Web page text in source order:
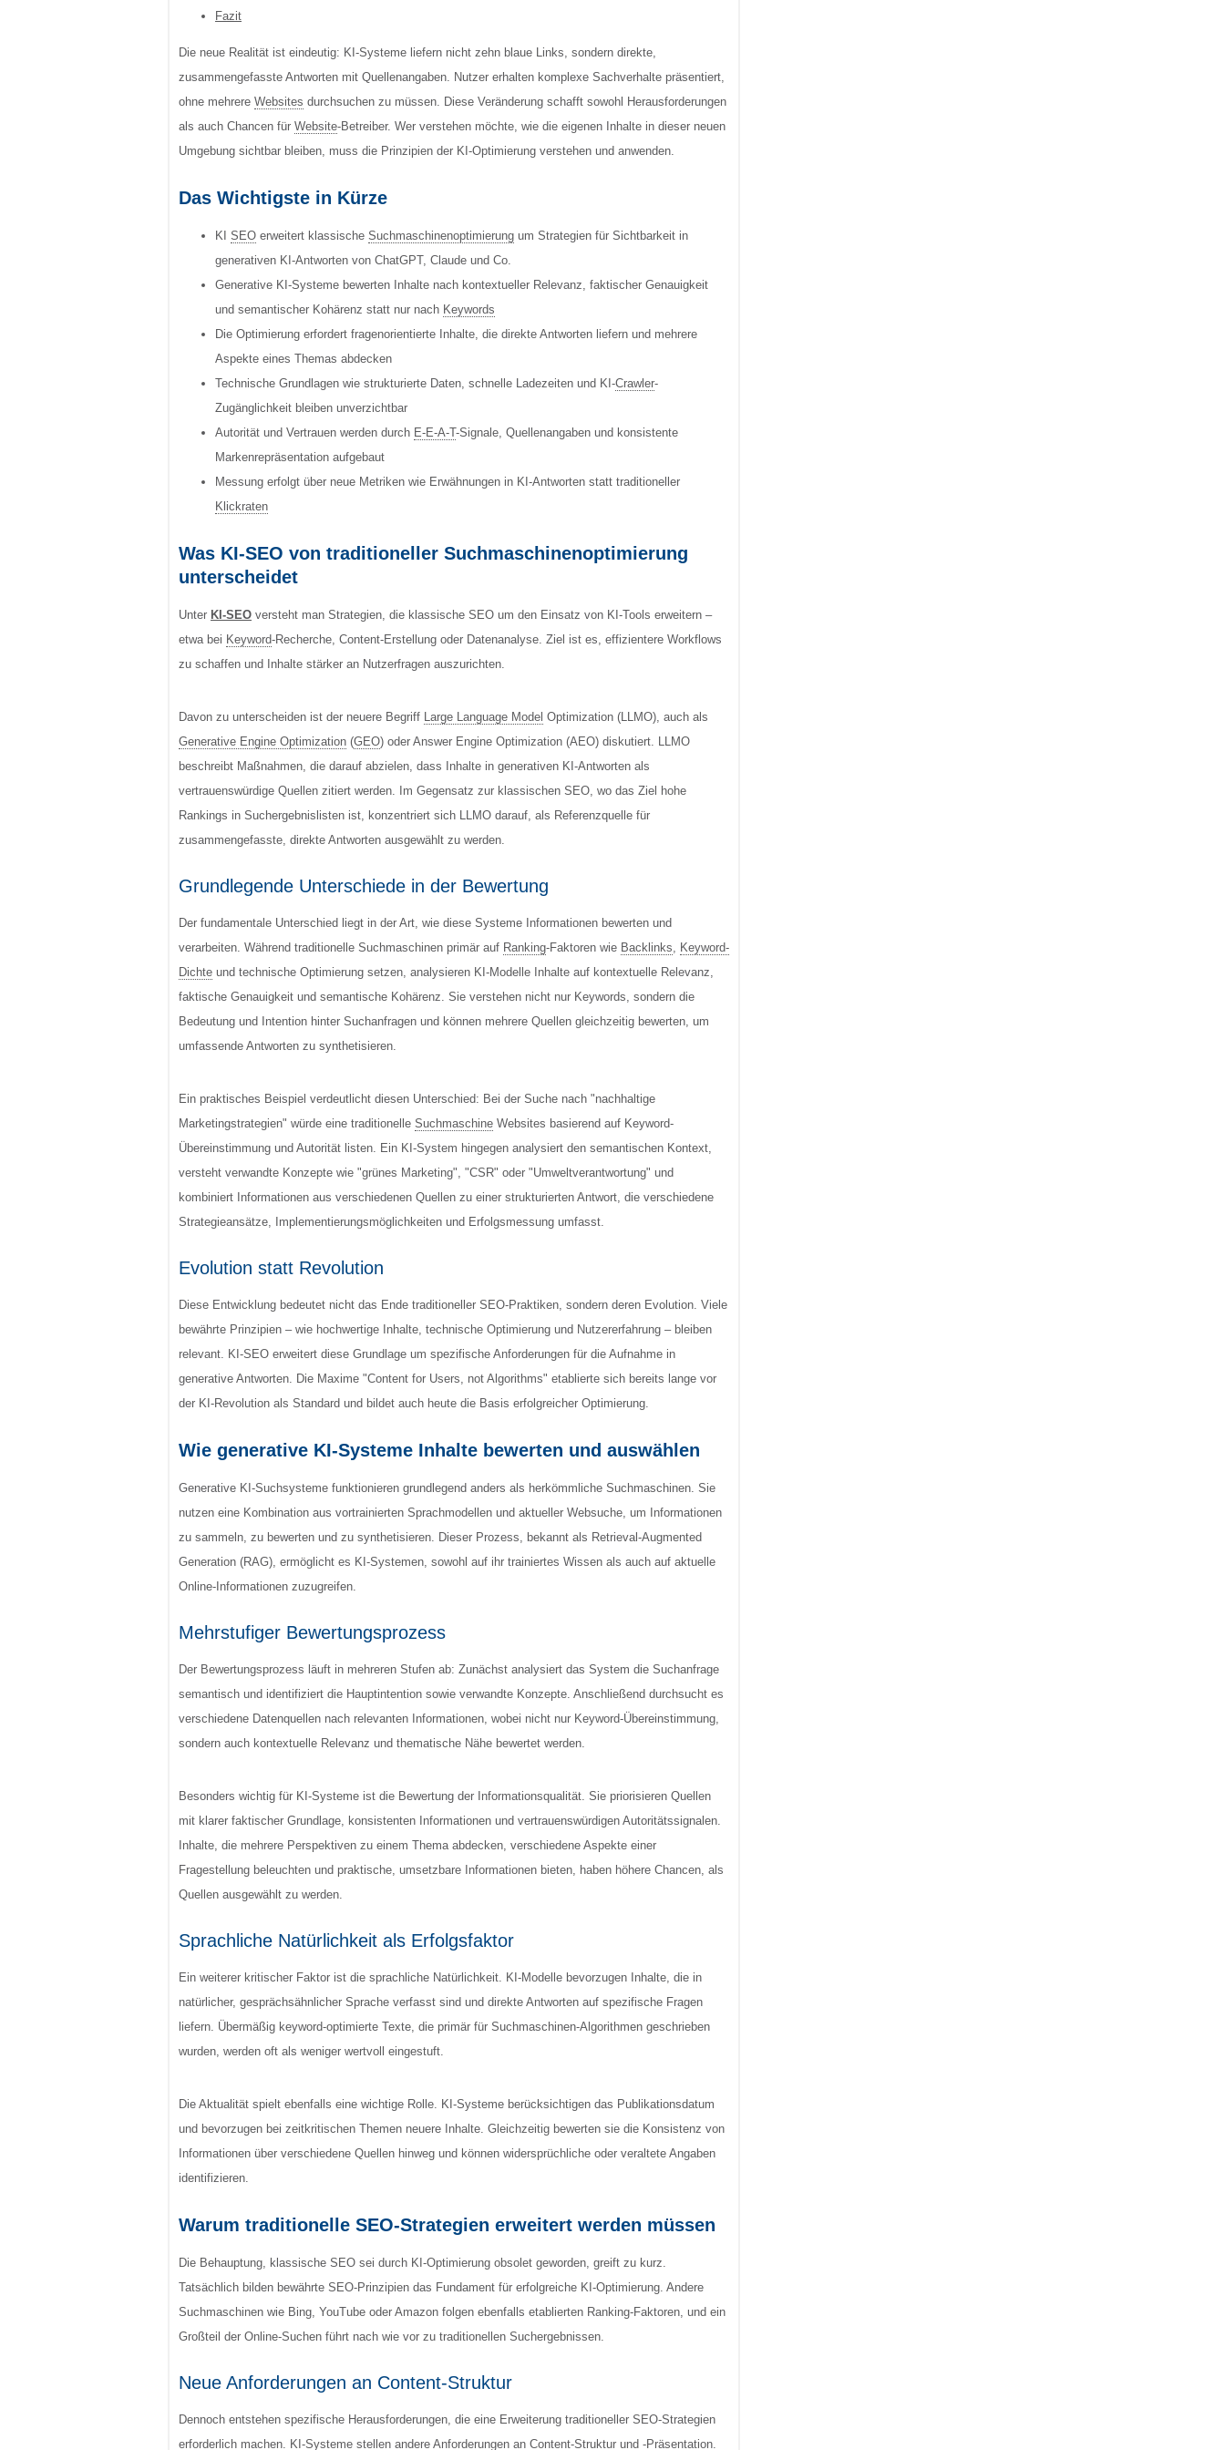
Fazit
Die neue Realität ist eindeutig: KI-Systeme liefern nicht zehn blaue Links, sondern direkte,
zusammengefasste Antworten mit Quellenangaben. Nutzer erhalten komplexe Sachverhalte präsentiert,
ohne mehrere Websites durchsuchen zu müssen. Diese Veränderung schafft sowohl Herausforderungen
als auch Chancen für Website-Betreiber. Wer verstehen möchte, wie die eigenen Inhalte in dieser neuen
Umgebung sichtbar bleiben, muss die Prinzipien der KI-Optimierung verstehen und anwenden.
Das Wichtigste in Kürze
KI SEO erweitert klassische Suchmaschinenoptimierung um Strategien für Sichtbarkeit in
generativen KI-Antworten von ChatGPT, Claude und Co.
Generative KI-Systeme bewerten Inhalte nach kontextueller Relevanz, faktischer Genauigkeit
und semantischer Kohärenz statt nur nach Keywords
Die Optimierung erfordert fragenorientierte Inhalte, die direkte Antworten liefern und mehrere
Aspekte eines Themas abdecken
Technische Grundlagen wie strukturierte Daten, schnelle Ladezeiten und KI-Crawler-
Zugänglichkeit bleiben unverzichtbar
Autorität und Vertrauen werden durch E-E-A-T-Signale, Quellenangaben und konsistente
Markenrepräsentation aufgebaut
Messung erfolgt über neue Metriken wie Erwähnungen in KI-Antworten statt traditioneller
Klickraten
Was KI-SEO von traditioneller Suchmaschinenoptimierung
unterscheidet
Unter KI-SEO versteht man Strategien, die klassische SEO um den Einsatz von KI-Tools erweitern –
etwa bei Keyword-Recherche, Content-Erstellung oder Datenanalyse. Ziel ist es, effizientere Workflows
zu schaffen und Inhalte stärker an Nutzerfragen auszurichten.
Davon zu unterscheiden ist der neuere Begriff Large Language Model Optimization (LLMO), auch als
Generative Engine Optimization (GEO) oder Answer Engine Optimization (AEO) diskutiert. LLMO
beschreibt Maßnahmen, die darauf abzielen, dass Inhalte in generativen KI-Antworten als
vertrauenswürdige Quellen zitiert werden. Im Gegensatz zur klassischen SEO, wo das Ziel hohe
Rankings in Suchergebnislisten ist, konzentriert sich LLMO darauf, als Referenzquelle für
zusammengefasste, direkte Antworten ausgewählt zu werden.
Grundlegende Unterschiede in der Bewertung
Der fundamentale Unterschied liegt in der Art, wie diese Systeme Informationen bewerten und
verarbeiten. Während traditionelle Suchmaschinen primär auf Ranking-Faktoren wie Backlinks, Keyword-
Dichte und technische Optimierung setzen, analysieren KI-Modelle Inhalte auf kontextuelle Relevanz,
faktische Genauigkeit und semantische Kohärenz. Sie verstehen nicht nur Keywords, sondern die
Bedeutung und Intention hinter Suchanfragen und können mehrere Quellen gleichzeitig bewerten, um
umfassende Antworten zu synthetisieren.
Ein praktisches Beispiel verdeutlicht diesen Unterschied: Bei der Suche nach "nachhaltige
Marketingstrategien" würde eine traditionelle Suchmaschine Websites basierend auf Keyword-
Übereinstimmung und Autorität listen. Ein KI-System hingegen analysiert den semantischen Kontext,
versteht verwandte Konzepte wie "grünes Marketing", "CSR" oder "Umweltverantwortung" und
kombiniert Informationen aus verschiedenen Quellen zu einer strukturierten Antwort, die verschiedene
Strategieansätze, Implementierungsmöglichkeiten und Erfolgsmessung umfasst.
Evolution statt Revolution
Diese Entwicklung bedeutet nicht das Ende traditioneller SEO-Praktiken, sondern deren Evolution. Viele
bewährte Prinzipien – wie hochwertige Inhalte, technische Optimierung und Nutzererfahrung – bleiben
relevant. KI-SEO erweitert diese Grundlage um spezifische Anforderungen für die Aufnahme in
generative Antworten. Die Maxime "Content for Users, not Algorithms" etablierte sich bereits lange vor
der KI-Revolution als Standard und bildet auch heute die Basis erfolgreicher Optimierung.
Wie generative KI-Systeme Inhalte bewerten und auswählen
Generative KI-Suchsysteme funktionieren grundlegend anders als herkömmliche Suchmaschinen. Sie
nutzen eine Kombination aus vortrainierten Sprachmodellen und aktueller Websuche, um Informationen
zu sammeln, zu bewerten und zu synthetisieren. Dieser Prozess, bekannt als Retrieval-Augmented
Generation (RAG), ermöglicht es KI-Systemen, sowohl auf ihr trainiertes Wissen als auch auf aktuelle
Online-Informationen zuzugreifen.
Mehrstufiger Bewertungsprozess
Der Bewertungsprozess läuft in mehreren Stufen ab: Zunächst analysiert das System die Suchanfrage
semantisch und identifiziert die Hauptintention sowie verwandte Konzepte. Anschließend durchsucht es
verschiedene Datenquellen nach relevanten Informationen, wobei nicht nur Keyword-Übereinstimmung,
sondern auch kontextuelle Relevanz und thematische Nähe bewertet werden.
Besonders wichtig für KI-Systeme ist die Bewertung der Informationsqualität. Sie priorisieren Quellen
mit klarer faktischer Grundlage, konsistenten Informationen und vertrauenswürdigen Autoritätssignalen.
Inhalte, die mehrere Perspektiven zu einem Thema abdecken, verschiedene Aspekte einer
Fragestellung beleuchten und praktische, umsetzbare Informationen bieten, haben höhere Chancen, als
Quellen ausgewählt zu werden.
Sprachliche Natürlichkeit als Erfolgsfaktor
Ein weiterer kritischer Faktor ist die sprachliche Natürlichkeit. KI-Modelle bevorzugen Inhalte, die in
natürlicher, gesprächsähnlicher Sprache verfasst sind und direkte Antworten auf spezifische Fragen
liefern. Übermäßig keyword-optimierte Texte, die primär für Suchmaschinen-Algorithmen geschrieben
wurden, werden oft als weniger wertvoll eingestuft.
Die Aktualität spielt ebenfalls eine wichtige Rolle. KI-Systeme berücksichtigen das Publikationsdatum
und bevorzugen bei zeitkritischen Themen neuere Inhalte. Gleichzeitig bewerten sie die Konsistenz von
Informationen über verschiedene Quellen hinweg und können widersprüchliche oder veraltete Angaben
identifizieren.
Warum traditionelle SEO-Strategien erweitert werden müssen
Die Behauptung, klassische SEO sei durch KI-Optimierung obsolet geworden, greift zu kurz.
Tatsächlich bilden bewährte SEO-Prinzipien das Fundament für erfolgreiche KI-Optimierung. Andere
Suchmaschinen wie Bing, YouTube oder Amazon folgen ebenfalls etablierten Ranking-Faktoren, und ein
Großteil der Online-Suchen führt nach wie vor zu traditionellen Suchergebnissen.
Neue Anforderungen an Content-Struktur
Dennoch entstehen spezifische Herausforderungen, die eine Erweiterung traditioneller SEO-Strategien
erforderlich machen. KI-Systeme stellen andere Anforderungen an Content-Struktur und -Präsentation.